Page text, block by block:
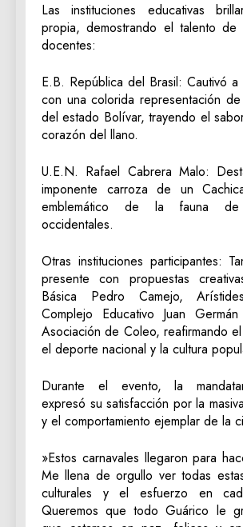
‎Las instituciones educativas
propia, demostrando el talento de
docentes:
‎E.B. República del Brasil: Cautivó
con una colorida representación de
del estado Bolívar, trayendo el
corazón del llano.
‎U.E.N. Rafael Cabrera Malo:
imponente carroza de un
emblemático de la fauna
occidentales.
‎Otras instituciones participantes:
presente con propuestas
Básica Pedro Camejo,
Complejo Educativo Juan
Asociación de Coleo, reafirmando
el deporte nacional y la cultura
‎Durante el evento, la
expresó su satisfacción por la
y el comportamiento ejemplar de la
‎»Estos carnavales llegaron para
Me llena de orgullo ver todas
culturales y el esfuerzo en
Queremos que todo Guárico le